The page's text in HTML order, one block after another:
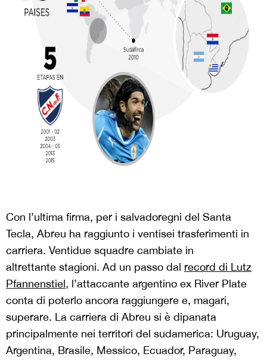
Con l’ultima firma, per i salvadoregni del Santa
Tecla, Abreu ha raggiunto i ventisei trasferimenti in
carriera. Ventidue squadre cambiate in
altrettante stagioni. Ad un passo dal record di Lutz
Pfannenstiel, l’attaccante argentino ex River Plate
conta di poterlo ancora raggiungere e, magari,
superare. La carriera di Abreu si è dipanata
principalmente nei territori del sudamerica: Uruguay,
Argentina, Brasile, Messico, Ecuador, Paraguay,